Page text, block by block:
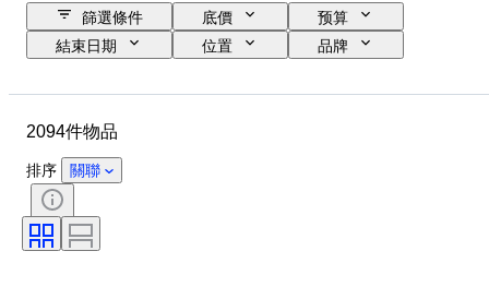
篩選條件 底價
预算
結束日期
位置
品牌
簽名
時代
藝術家
創作者
2094件物品
排序 關聯